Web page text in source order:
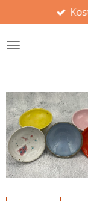
Hauptinhalt
springen